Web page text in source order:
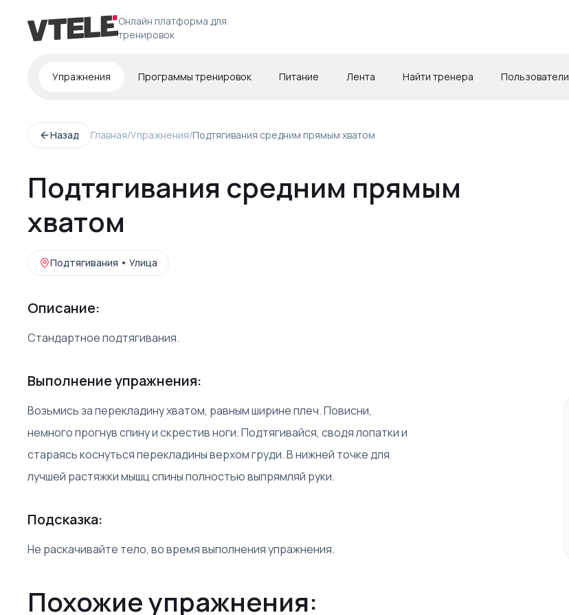
Онлайн платформа для
тренировок
Упражнения Программы тренировок Питание Лента Найти тренера Пользователи
Назад Главная/Упражнения/Подтягивания средним прямым хватом
Подтягивания средним прямым
хватом
Подтягивания • Улица
Описание:
Стандартное подтягивания.
Выполнение упражнения:
Возьмись за перекладину хватом, равным ширине плеч. Повисни,
немного прогнув спину и скрестив ноги. Подтягивайся, сводя лопатки и
стараясь коснуться перекладины верхом груди. В нижней точке для
лучшей растяжки мышц спины полностью выпрямляй руки.
Подсказка:
Не раскачивайте тело, во время выполнения упражнения.
Похожие упражнения: